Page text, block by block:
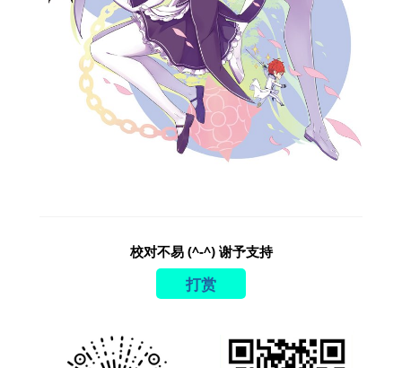
校对不易 (^-^) 谢予支持
打赏